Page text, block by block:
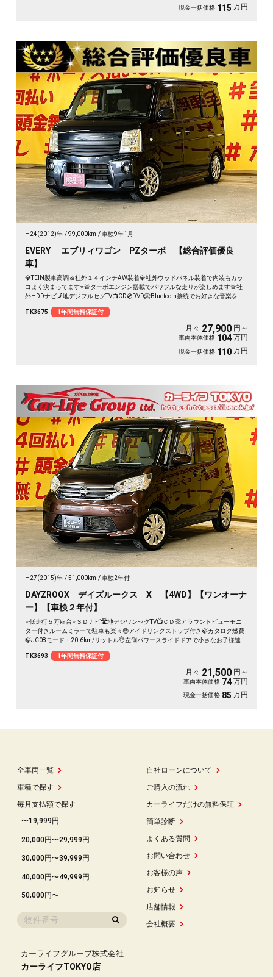
現金一括価格 115 万円
H24(2012)年 99,000km 車検9年1月
EVERY エブリィワゴン PZターボ 【総合評価優良
車】
💎TEIN製車高調＆社外１４インチAW装着💎社外ウッドパネル装着で内装もカッ
コよく決まってます⭐🚨ターボエンジン搭載でパワフルな走りが楽しめます🚨社
外HDDナビ🗾地デジフルセグTV📺CD💿DVD📀Bluetooth接続でお好きな音楽を流
れも楽々✨
TK3675 1年間無料保証付
月々 27,900 円～
車両本体価格 104 万円
現金一括価格 110 万円
H27(2015)年 51,000km 車検2年付
DAYZROOX デイズルークス X 【4WD】【ワンオーナ
ー】【車検２年付】
⭐低走行５万㎞台⭐ＳＤナビ🛣️地デジワンセグTV📺ＣＤ📀アラウンドビューモニ
ター付きルームミラーで駐車も楽々😆アイドリングストップ付き🍃カタログ燃費
🍃JC08モード・20.6km/リットル👌左側パワースライドドアで小さなお子様連れ
山乗せられます💺📦高い天井で乗り降りも荷物の積み込みも楽々✨
TK3693 1年間無料保証付
月々 21,500 円～
車両本体価格 74 万円
現金一括価格 85 万円
全車両一覧
車種で探す
毎月支払額で探す
〜19,999円
20,000円〜29,999円
30,000円〜39,999円
40,000円〜49,999円
50,000円〜
自社ローンについて
ご購入の流れ
カーライフだけの無料保証
簡単診断
よくある質問
お問い合わせ
お客様の声
お知らせ
店舗情報
会社概要
カーライフグループ株式会社
カーライフTOKYO店